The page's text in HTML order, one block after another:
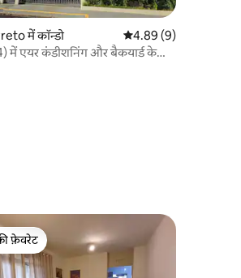
में कॉन्डो औसत रेटिंग 5 में से 4.89,
4.89 (9)
में एयर कंडीशनिंग और बैकयार्ड के
फ़ेवरेट
फ़ेवरेट